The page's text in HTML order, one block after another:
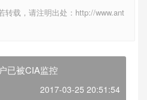
转载，请注明出处：http://www.ant
已被CIA监控
2017-03-25 20:51:54